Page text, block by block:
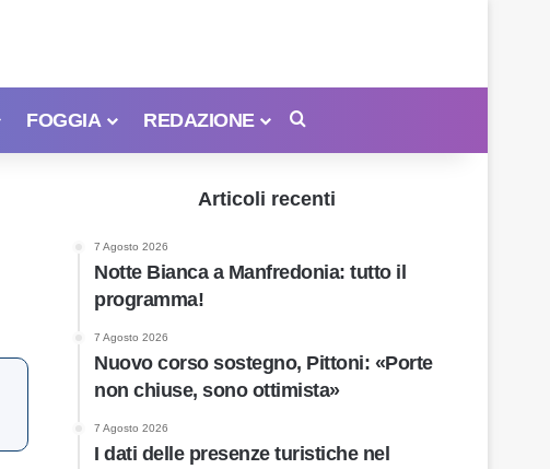
FOGGIA REDAZIONE
Articoli recenti
7 Agosto 2026
Notte Bianca a Manfredonia: tutto il
programma!
7 Agosto 2026
Nuovo corso sostegno, Pittoni: «Porte
non chiuse, sono ottimista»
7 Agosto 2026
I dati delle presenze turistiche nel